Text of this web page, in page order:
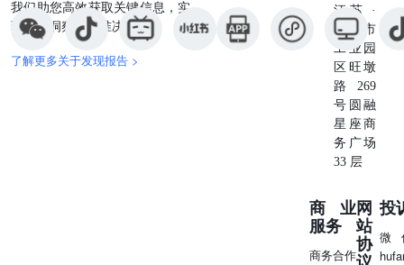
踪.........................................................10图16：R22内外贸
踪...........................................................10图17：R125/
踪...............................................10图18：R32出口量及出
我们助您高效获取关键信息，实
现深度洞察与精准决策。
了解更多关于发现报告 >
江苏 ·
苏州市
工业园
区旺墩
路269
号圆融
星座商
务广场
33 层
商业
服务
商务合作
网
站
协
投
微